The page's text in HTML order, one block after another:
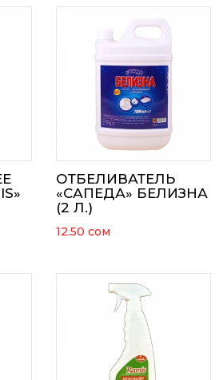
ОТБЕЛИВАТЕЛЬ
«САПЕДА» БЕЛИЗНА
(2 Л.)
12.50 сом